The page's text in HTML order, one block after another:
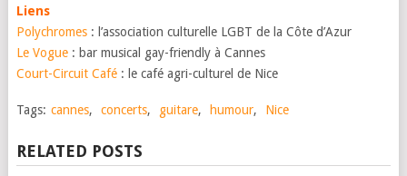
Liens
Polychromes: l’association culturelle LGBT de la Côte d’Azur
Le Vogue: bar musical gay-friendly à Cannes
Court-Circuit Café: le café agri-culturel de Nice
Tags: cannes, concerts, guitare, humour, Nice
RELATED POSTS